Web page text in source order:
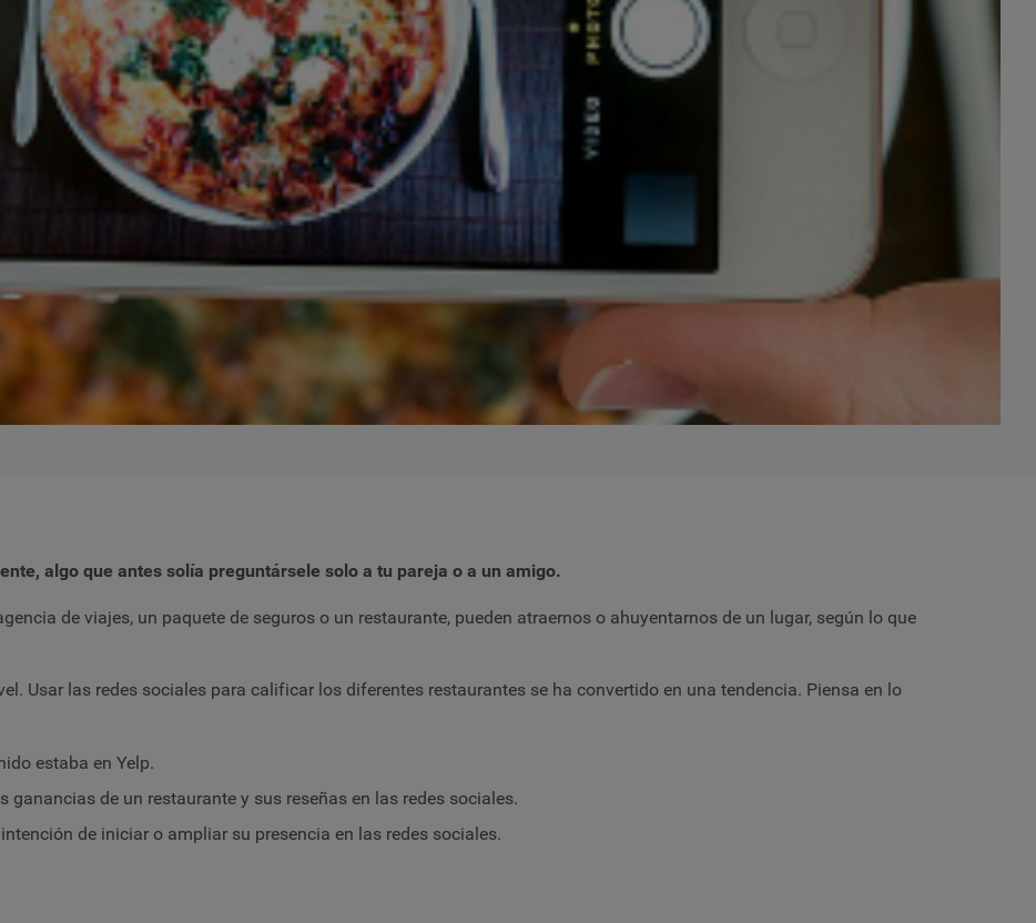
algo que antes solía preguntársele solo a tu pareja o a un amigo.
de viajes, un paquete de seguros o un restaurante, pueden atraernos o ahuyentarnos de un lugar, según lo que
Usar las redes sociales para calificar los diferentes restaurantes se ha convertido en una tendencia. Piensa en lo
estaba en Yelp.
de un restaurante y sus reseñas en las redes sociales.
de iniciar o ampliar su presencia en las redes sociales.